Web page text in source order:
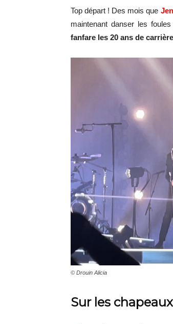
Top départ ! Des mois que
maintenant danser les
fanfare les 20 ans de
© Drouin Alicia
Sur les